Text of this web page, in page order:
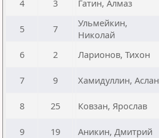
4 3 Гатин, Алмаз
5 7
Ульмейкин,
Николай
6 2 Ларионов, Тихон
7 9 Хамидуллин, Аслан
8 25 Ковзан, Ярослав
9 19 Аникин, Дмитрий